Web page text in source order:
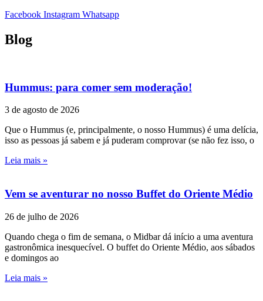
Facebook Instagram Whatsapp
Blog
Hummus: para comer sem moderação!
3 de agosto de 2026
Que o Hummus (e, principalmente, o nosso Hummus) é uma delícia,
isso as pessoas já sabem e já puderam comprovar (se não fez isso, o
Leia mais »
Vem se aventurar no nosso Buffet do Oriente Médio
26 de julho de 2026
Quando chega o fim de semana, o Midbar dá início a uma aventura
gastronômica inesquecível. O buffet do Oriente Médio, aos sábados
e domingos ao
Leia mais »